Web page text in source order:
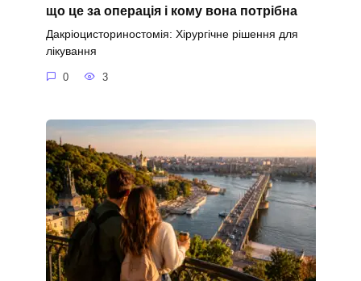
що це за операція і кому вона потрібна
Дакріоцисториностомія: Хірургічне рішення для
лікування
0 3